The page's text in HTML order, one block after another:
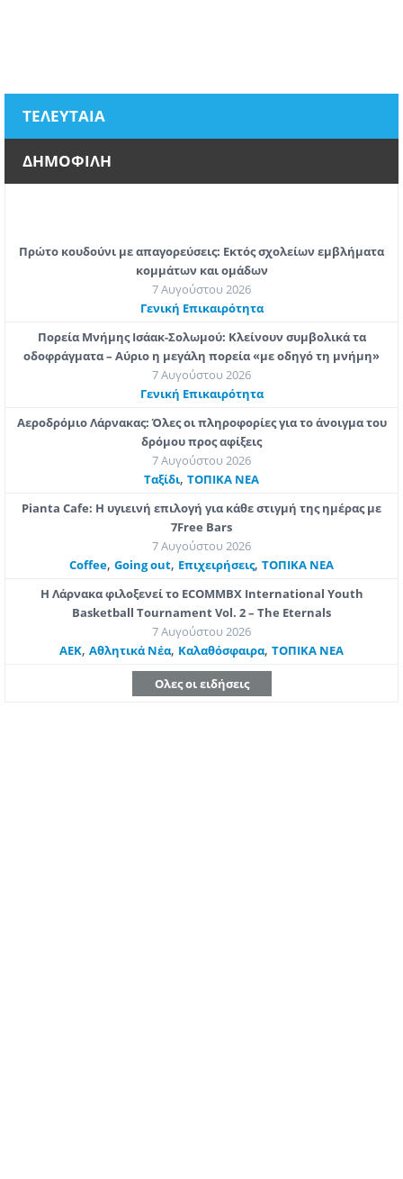
ΤΕΛΕΥΤΑΙΑ
ΔΗΜΟΦΙΛΗ
Πρώτο κουδούνι με απαγορεύσεις: Εκτός σχολείων εμβλήματα
κομμάτων και ομάδων
7 Αυγούστου 2026
Γενική Επικαιρότητα
Πορεία Μνήμης Ισάακ-Σολωμού: Κλείνουν συμβολικά τα
οδοφράγματα – Αύριο η μεγάλη πορεία «με οδηγό τη μνήμη»
7 Αυγούστου 2026
Γενική Επικαιρότητα
Αεροδρόμιο Λάρνακας: Όλες οι πληροφορίες για το άνοιγμα του
δρόμου προς αφίξεις
7 Αυγούστου 2026
Ταξίδι, ΤΟΠΙΚΑ ΝΕΑ
Pianta Cafe: Η υγιεινή επιλογή για κάθε στιγμή της ημέρας με
7Free Bars
7 Αυγούστου 2026
Coffee, Going out, Επιχειρήσεις, ΤΟΠΙΚΑ ΝΕΑ
Η Λάρνακα φιλοξενεί το ECOMMBX International Youth
Basketball Tournament Vol. 2 – The Eternals
7 Αυγούστου 2026
ΑΕΚ, Αθλητικά Νέα, Καλαθόσφαιρα, ΤΟΠΙΚΑ ΝΕΑ
Ολες οι ειδήσεις